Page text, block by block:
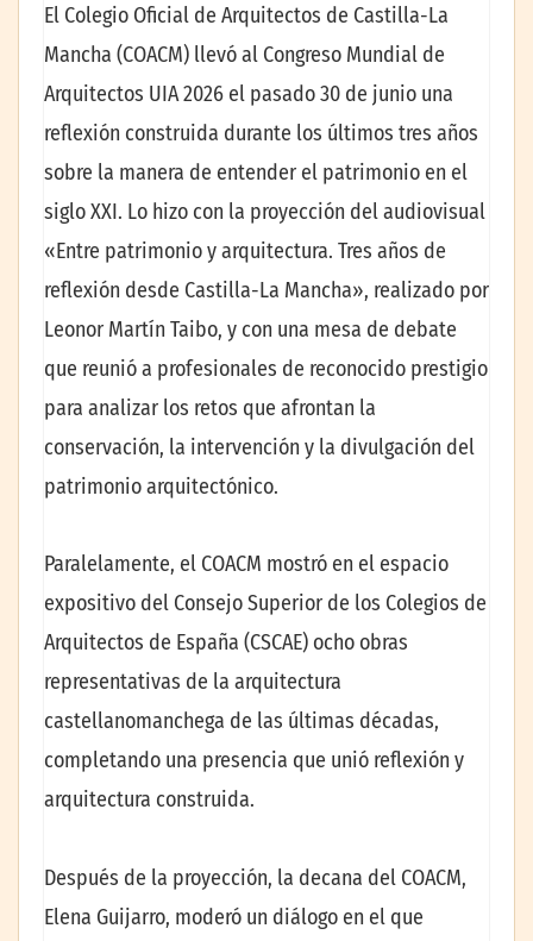
El Colegio Oficial de Arquitectos de Castilla-La
Mancha (COACM) llevó al Congreso Mundial de
Arquitectos UIA 2026 el pasado 30 de junio una
reflexión construida durante los últimos tres años
sobre la manera de entender el patrimonio en el
siglo XXI. Lo hizo con la proyección del audiovisual
«Entre patrimonio y arquitectura. Tres años de
reflexión desde Castilla-La Mancha», realizado por
Leonor Martín Taibo, y con una mesa de debate
que reunió a profesionales de reconocido prestigio
para analizar los retos que afrontan la
conservación, la intervención y la divulgación del
patrimonio arquitectónico.
Paralelamente, el COACM mostró en el espacio
expositivo del Consejo Superior de los Colegios de
Arquitectos de España (CSCAE) ocho obras
representativas de la arquitectura
castellanomanchega de las últimas décadas,
completando una presencia que unió reflexión y
arquitectura construida.
Después de la proyección, la decana del COACM,
Elena Guijarro, moderó un diálogo en el que